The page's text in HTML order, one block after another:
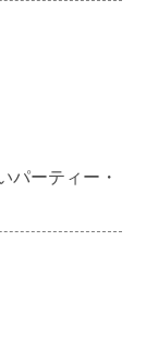
パーティー・